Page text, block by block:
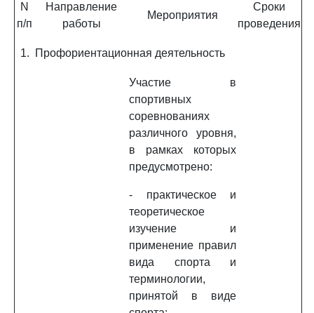
N
п/п
Направление
работы
Мероприятия
Сроки
проведения
1. Профориентационная деятельность
Участие в
спортивных
соревнованиях
различного уровня,
в рамках которых
предусмотрено:
- практическое и
теоретическое
изучение и
применение правил
вида спорта и
терминологии,
принятой в виде